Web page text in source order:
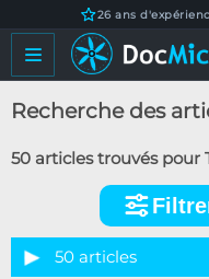
26 ans
50 articles trouvés pour
articles
50 articles